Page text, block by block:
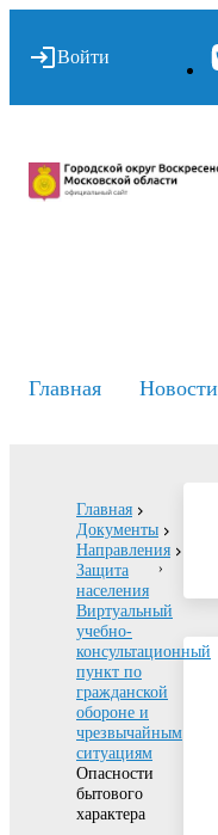
Войти
Главная Новости
Главная
Документы
Направления
Защита
населения
Виртуальный
учебно-
консультационный
пункт по
гражданской
обороне и
чрезвычайным
ситуациям
Опасности
бытового
характера